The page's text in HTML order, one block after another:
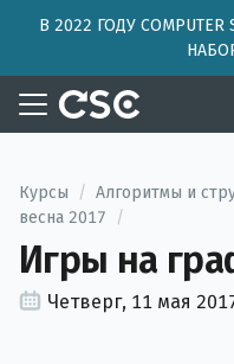
В 2022 ГОДУ
Курсы / Алгоритмы и
весна 2017
/
Игры на
Четверг, 11 мая